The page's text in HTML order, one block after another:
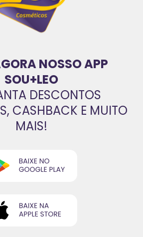
NOSSO APP
SOU+LEO
DESCONTOS
CASHBACK E MUITO
MAIS!